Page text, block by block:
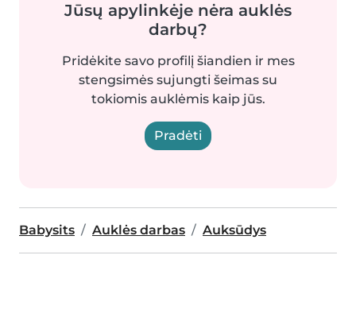
Jūsų apylinkėje nėra auklės
darbų?
Pridėkite savo profilį šiandien ir mes
stengsimės sujungti šeimas su
tokiomis auklėmis kaip jūs.
Pradėti
Babysits Auklės darbas Auksūdys